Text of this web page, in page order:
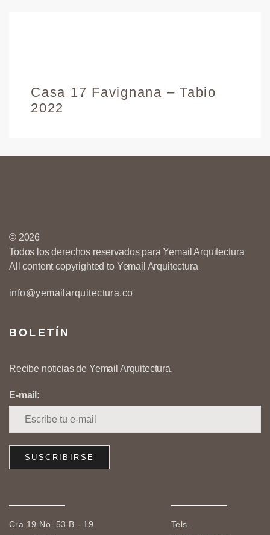
Casa 17 Favignana – Tabio
2022
© 2026
Todos los derechos reservados para Yemail Arquitectura
All content copyrighted to Yemail Arquitectura
info@yemailarquitectura.co
BOLETÍN
Recibe noticias de Yemail Arquitectura.
E-mail:
Cra 19 No. 53 B - 19
Tels.